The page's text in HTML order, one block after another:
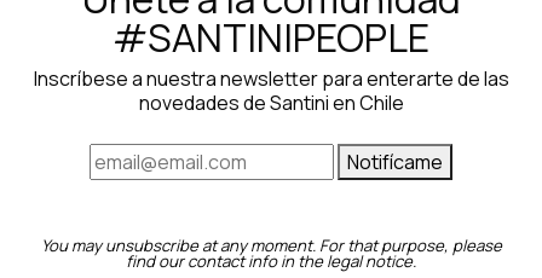
#SANTINIPEOPLE
Inscríbese a nuestra newsletter para enterarte de las
novedades de Santini en Chile
Notifícame
You may unsubscribe at any moment. For that purpose, please
find our contact info in the legal notice.